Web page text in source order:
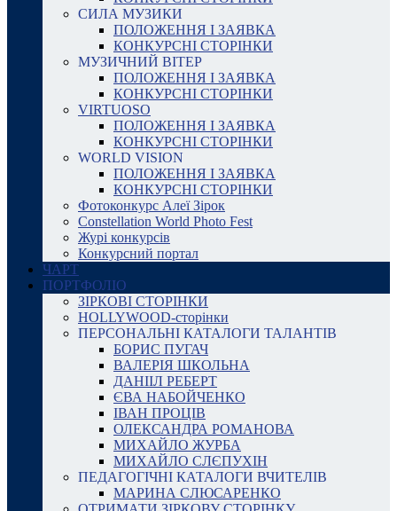
СИЛА МУЗИКИ
ПОЛОЖЕННЯ І ЗАЯВКА
КОНКУРСНІ СТОРІНКИ
МУЗИЧНИЙ ВІТЕР
ПОЛОЖЕННЯ І ЗАЯВКА
КОНКУРСНІ СТОРІНКИ
VIRTUOSO
ПОЛОЖЕННЯ І ЗАЯВКА
КОНКУРСНІ СТОРІНКИ
WORLD VISION
ПОЛОЖЕННЯ І ЗАЯВКА
КОНКУРСНІ СТОРІНКИ
Фотоконкурс Алеї Зірок
Constellation World Photo Fest
Журі конкурсів
Конкурсний портал
ЧАРТ
ПОРТФОЛІО
ЗІРКОВІ СТОРІНКИ
HOLLYWOOD-сторінки
ПЕРСОНАЛЬНІ КАТАЛОГИ ТАЛАНТІВ
БОРИС ПУГАЧ
ВАЛЕРІЯ ШКОЛЬНА
ДАНІІЛ РЕБЕРТ
ЄВА НАБОЙЧЕНКО
ІВАН ПРОЦІВ
ОЛЕКСАНДРА РОМАНОВА
МИХАЙЛО ЖУРБА
МИХАЙЛО СЛЄПУХІН
ПЕДАГОГІЧНІ КАТАЛОГИ ВЧИТЕЛІВ
МАРИНА СЛЮСАРЕНКО